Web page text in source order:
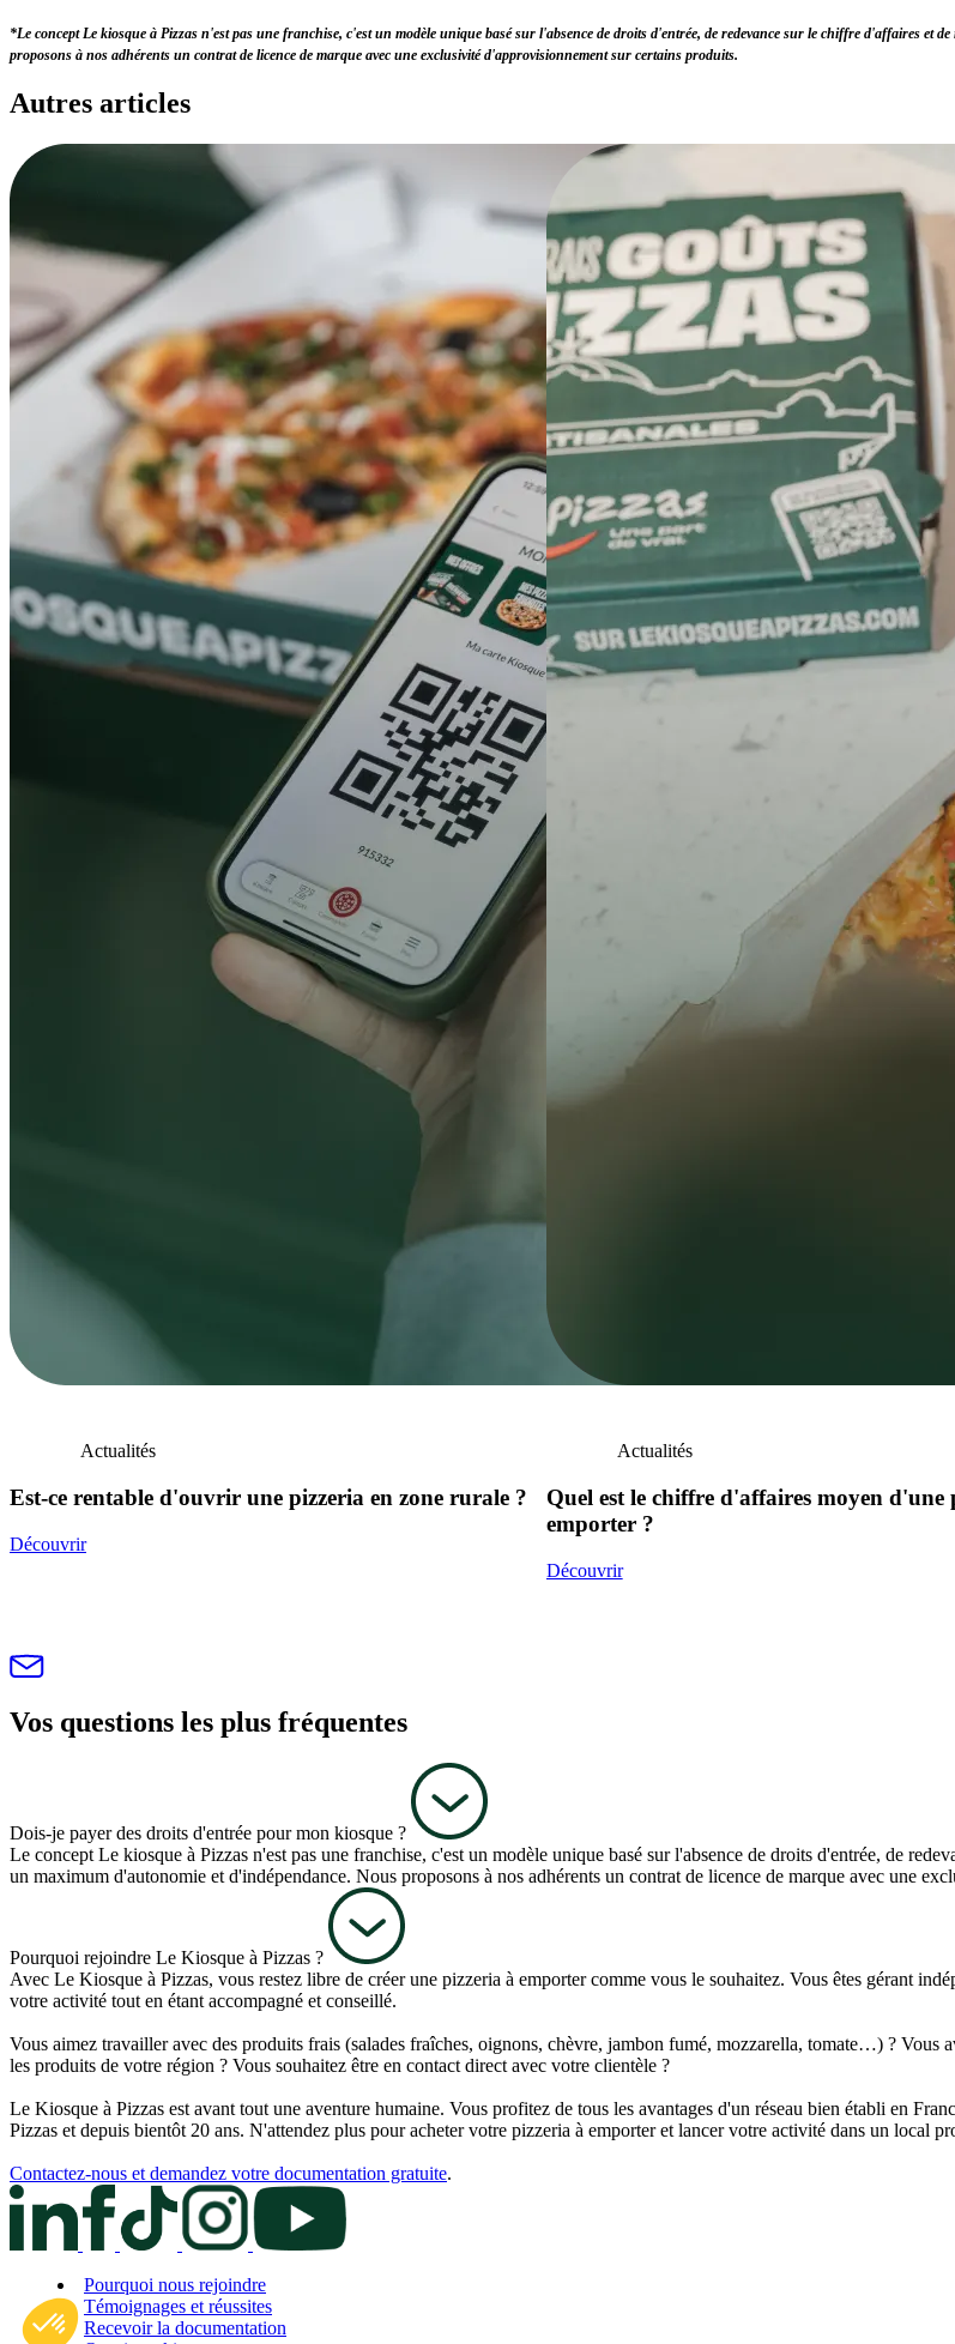
*Le concept Le kiosque à Pizzas n'est pas une franchise, c'est un modèle unique basé sur l'absence de droits d'entrée, de redevance sur le chiffre d'affaires et
proposons à nos adhérents un contrat de licence de marque avec une exclusivité d'approvisionnement sur certains produits.
Autres articles
Actualités
Est-ce rentable d'ouvrir une pizzeria en zone rurale ?
Découvrir
Actualités
Quel est le chiffre d'affaires moyen d'une
emporter ?
Découvrir
Vos questions les plus fréquentes
Dois-je payer des droits d'entrée pour mon kiosque ?
Le concept Le kiosque à Pizzas n'est pas une franchise, c'est un modèle unique basé sur l'absence de droits d'entrée, de
un maximum d'autonomie et d'indépendance. Nous proposons à nos adhérents un contrat de licence de marque avec une
Pourquoi rejoindre Le Kiosque à Pizzas ?
Avec Le Kiosque à Pizzas, vous restez libre de créer une pizzeria à emporter comme vous le souhaitez. Vous êtes gérant
votre activité tout en étant accompagné et conseillé.
Vous aimez travailler avec des produits frais (salades fraîches, oignons, chèvre, jambon fumé, mozzarella, tomate…) ? Vous
les produits de votre région ? Vous souhaitez être en contact direct avec votre clientèle ?
Le Kiosque à Pizzas est avant tout une aventure humaine. Vous profitez de tous les avantages d'un réseau bien établi en
Pizzas et depuis bientôt 20 ans. N'attendez plus pour acheter votre pizzeria à emporter et lancer votre activité dans un local
Contactez-nous et demandez votre documentation gratuite.
Pourquoi nous rejoindre
Témoignages et réussites
Recevoir la documentation